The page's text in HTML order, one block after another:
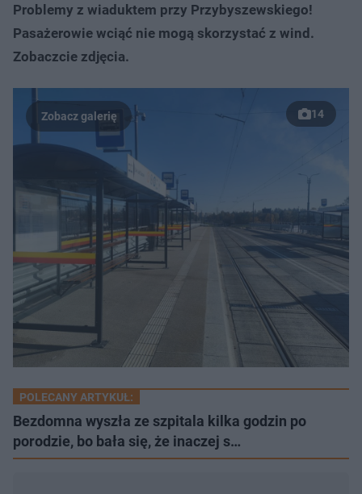
Problemy z wiaduktem przy Przybyszewskiego!
Pasażerowie wciąć nie mogą skorzystać z wind.
Zobaczcie zdjęcia.
14
POLECANY ARTYKUŁ:
Bezdomna wyszła ze szpitala kilka godzin po
porodzie, bo bała się, że inaczej s…